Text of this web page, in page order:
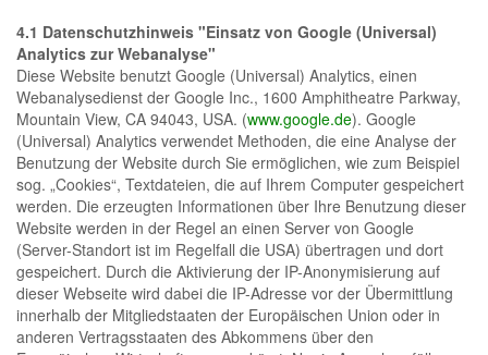
4.1 Datenschutzhinweis "Einsatz von Google (Universal)
Analytics zur Webanalyse"
Diese Website benutzt Google (Universal) Analytics, einen
Webanalysedienst der Google Inc., 1600 Amphitheatre Parkway,
Mountain View, CA 94043, USA. (www.google.de). Google
(Universal) Analytics verwendet Methoden, die eine Analyse der
Benutzung der Website durch Sie ermöglichen, wie zum Beispiel
sog. „Cookies“, Textdateien, die auf Ihrem Computer gespeichert
werden. Die erzeugten Informationen über Ihre Benutzung dieser
Website werden in der Regel an einen Server von Google
(Server-Standort ist im Regelfall die USA) übertragen und dort
gespeichert. Durch die Aktivierung der IP-Anonymisierung auf
dieser Webseite wird dabei die IP-Adresse vor der Übermittlung
innerhalb der Mitgliedstaaten der Europäischen Union oder in
anderen Vertragsstaaten des Abkommens über den